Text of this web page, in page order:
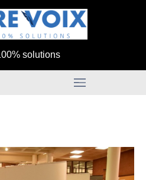
solutions